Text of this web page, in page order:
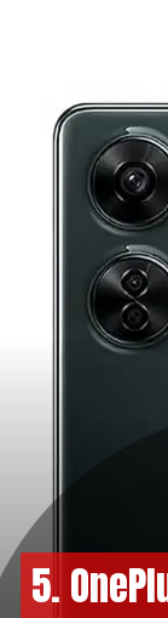
5.